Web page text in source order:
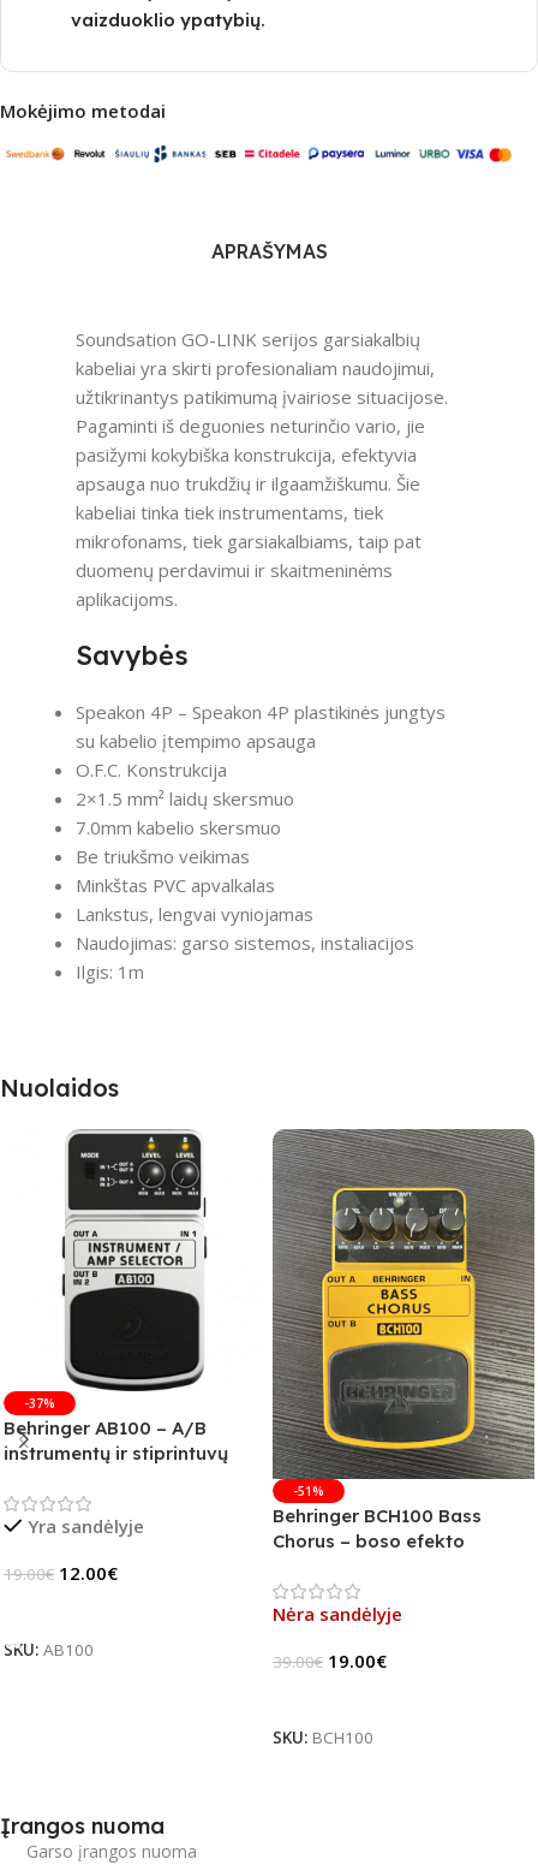
vaizduoklio ypatybių.
Mokėjimo metodai
APRAŠYMAS
Soundsation GO-LINK serijos garsiakalbių
kabeliai yra skirti profesionaliam naudojimui,
užtikrinantys patikimumą įvairiose situacijose.
Pagaminti iš deguonies neturinčio vario, jie
pasižymi kokybiška konstrukcija, efektyvia
apsauga nuo trukdžių ir ilgaamžiškumu. Šie
kabeliai tinka tiek instrumentams, tiek
mikrofonams, tiek garsiakalbiams, taip pat
duomenų perdavimui ir skaitmeninėms
aplikacijoms.
Savybės
Speakon 4P – Speakon 4P plastikinės jungtys
su kabelio įtempimo apsauga
O.F.C. Konstrukcija
2×1.5 mm² laidų skersmuo
7.0mm kabelio skersmuo
Be triukšmo veikimas
Minkštas PVC apvalkalas
Lankstus, lengvai vyniojamas
Naudojimas: garso sistemos, instaliacijos
Ilgis: 1m
Nuolaidos
-37%
Behringer AB100 – A/B
instrumentų ir stiprintuvų
Yra sandėlyje
19.00€ 12.00€
SKU: AB100
-51%
Behringer BCH100 Bass
Chorus – boso efekto
Nėra sandėlyje
39.00€ 19.00€
SKU: BCH100
Įrangos nuoma
Garso įrangos nuoma